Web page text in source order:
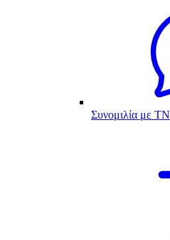
Συνομιλία με ΤΝ